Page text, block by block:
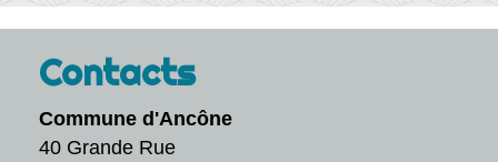
Contacts
Commune d'Ancône
40 Grande Rue